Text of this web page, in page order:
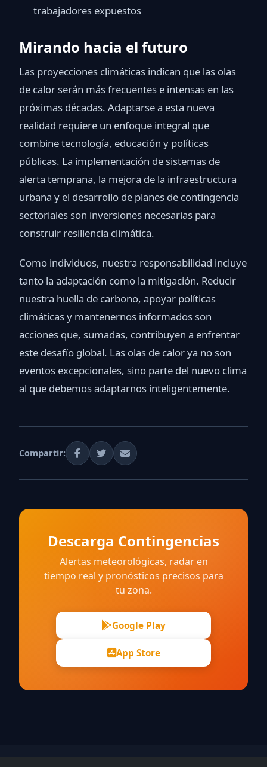
trabajadores expuestos
Mirando hacia el futuro
Las proyecciones climáticas indican que las olas
de calor serán más frecuentes e intensas en las
próximas décadas. Adaptarse a esta nueva
realidad requiere un enfoque integral que
combine tecnología, educación y políticas
públicas. La implementación de sistemas de
alerta temprana, la mejora de la infraestructura
urbana y el desarrollo de planes de contingencia
sectoriales son inversiones necesarias para
construir resiliencia climática.
Como individuos, nuestra responsabilidad incluye
tanto la adaptación como la mitigación. Reducir
nuestra huella de carbono, apoyar políticas
climáticas y mantenernos informados son
acciones que, sumadas, contribuyen a enfrentar
este desafío global. Las olas de calor ya no son
eventos excepcionales, sino parte del nuevo clima
al que debemos adaptarnos inteligentemente.
Compartir:
Descarga Contingencias
Alertas meteorológicas, radar en
tiempo real y pronósticos precisos para
tu zona.
Google Play
App Store